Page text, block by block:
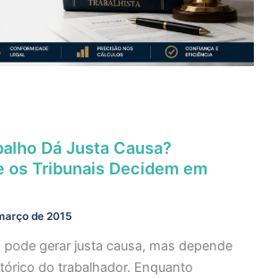
Dá Justa Causa?
os Tribunais Decidem em
de 2015
gerar justa causa, mas depende
do trabalhador. Enquanto